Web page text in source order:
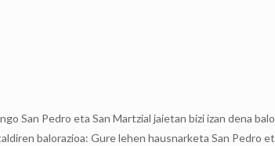
San Pedro eta San Martzial jaietan bizi izan dena
balorazioa: Gure lehen hausnarketa San Pedro